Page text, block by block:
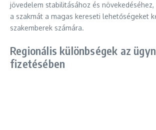
jövedelem stabilitásához és
a szakmát a magas kereseti lehetőségeket
szakemberek számára.
Regionális különbségek az
fizetésében